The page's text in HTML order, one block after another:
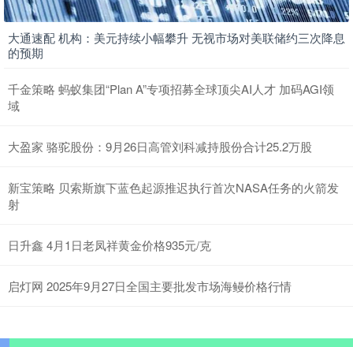
大通速配 机构：美元持续小幅攀升 无视市场对美联储约三次降息
的预期
千金策略 蚂蚁集团“Plan A”专项招募全球顶尖AI人才 加码AGI领
域
大盈家 骆驼股份：9月26日高管刘科减持股份合计25.2万股
新宝策略 贝索斯旗下蓝色起源推迟执行首次NASA任务的火箭发
射
日升鑫 4月1日老凤祥黄金价格935元/克
启灯网 2025年9月27日全国主要批发市场海鳗价格行情